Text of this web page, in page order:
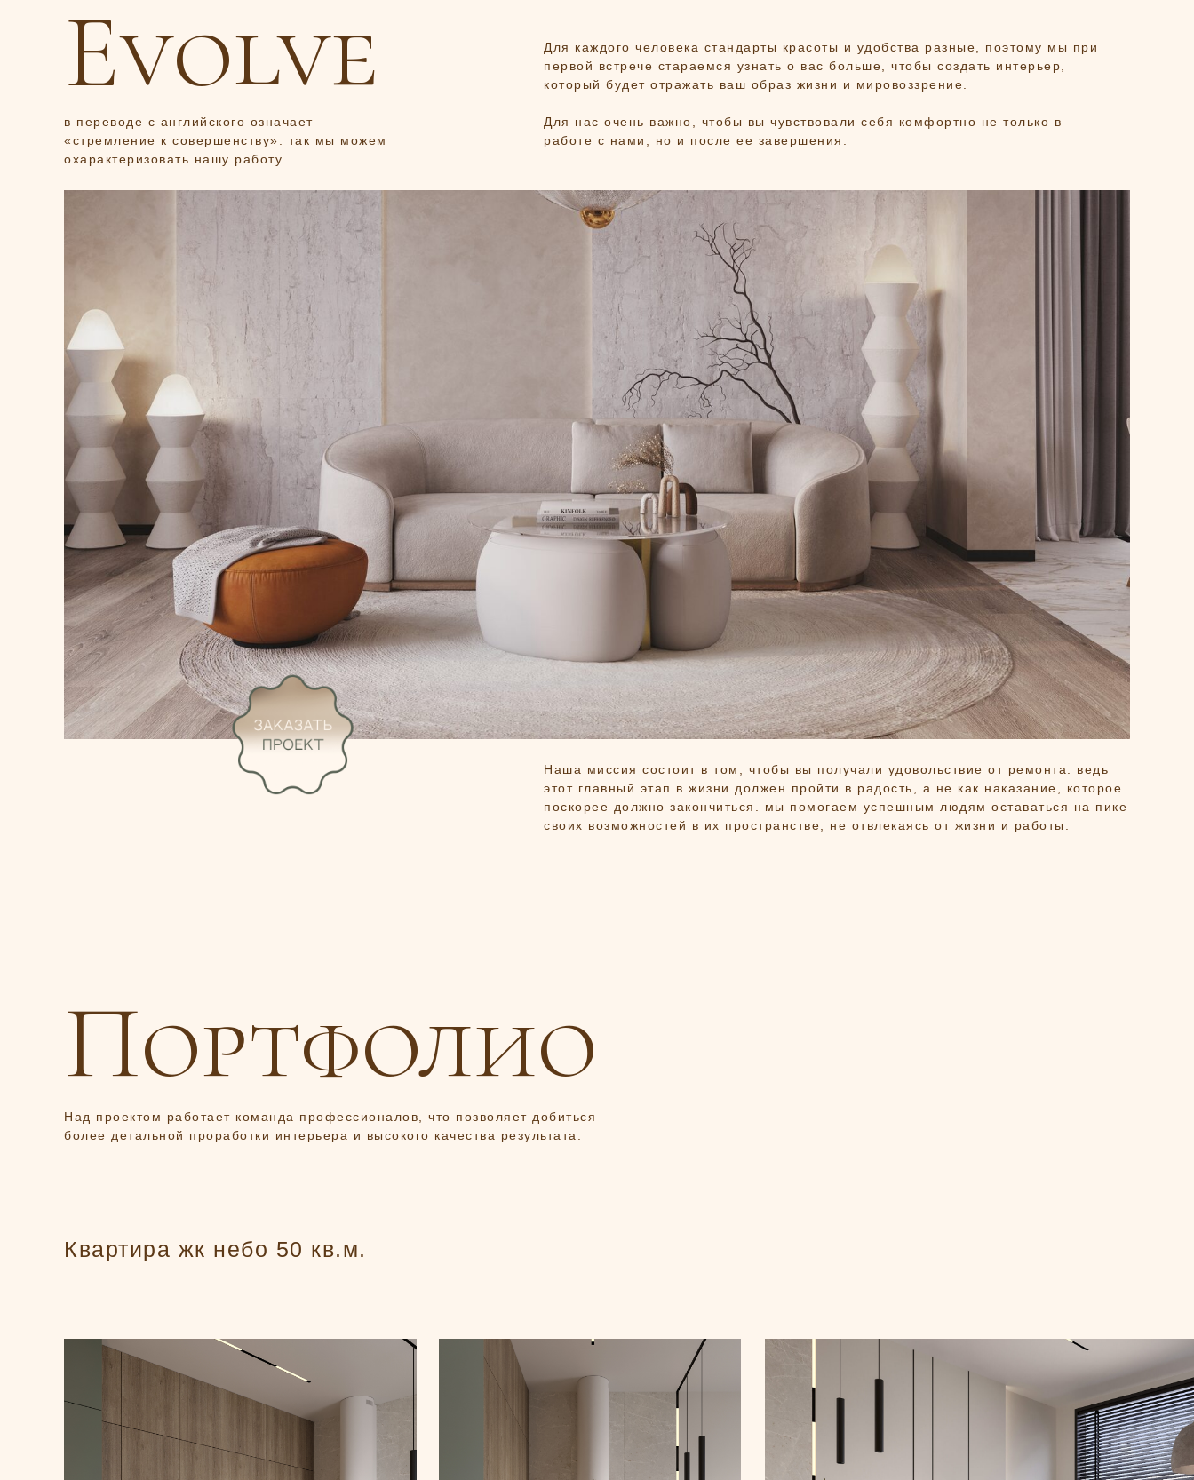
Для каждого человека стандарты красоты и удобства разные, поэтому мы при
первой встрече стараемся узнать о вас больше, чтобы создать интерьер,
который будет отражать ваш образ жизни и мировоззрение.
Для нас очень важно, чтобы вы чувствовали себя комфортно не только в
работе с нами, но и после ее завершения.
Evolve
в переводе с английского означает
«стремление к совершенству». так мы можем
охарактеризовать нашу работу.
Наша миссия состоит в том, чтобы вы получали удовольствие от ремонта. ведь
этот главный этап в жизни должен пройти в радость, а не как наказание, которое
поскорее должно закончиться. мы помогаем успешным людям оставаться на пике
своих возможностей в их пространстве, не отвлекаясь от жизни и работы.
Портфолио
Над проектом работает команда профессионалов, что позволяет добиться
более детальной проработки интерьера и высокого качества результата.
Квартира жк небо 50 кв.м.